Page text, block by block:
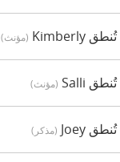
(مؤنث)
(مؤنث)
(مذكر)